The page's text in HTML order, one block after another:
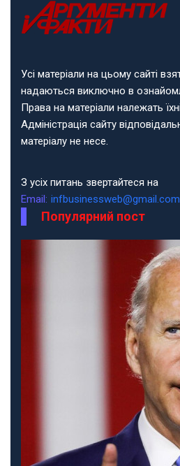
Усі матеріали на цьому сайті
надаються виключно в
Права на матеріали належать
Адміністрація сайту
матеріалу не несе.
З усіх питань звертайтеся на
Email: infbusinessweb@gmail.com
Популярний пост